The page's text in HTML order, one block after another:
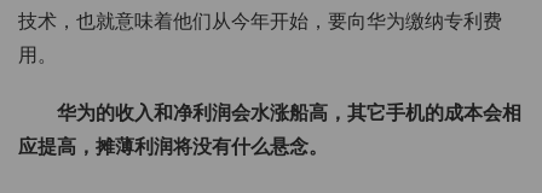
技术，也就意味着他们从今年开始，要向华为缴纳专利费
用。
华为的收入和净利润会水涨船高，其它手机的成本会相
应提高，摊薄利润将没有什么悬念。